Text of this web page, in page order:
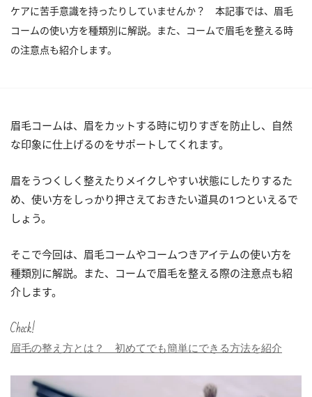
ケアに苦手意識を持ったりしていませんか？ 本記事では、眉毛
コームの使い方を種類別に解説。また、コームで眉毛を整える時
の注意点も紹介します。
眉毛コームは、眉をカットする時に切りすぎを防止し、自然
な印象に仕上げるのをサポートしてくれます。
眉をうつくしく整えたりメイクしやすい状態にしたりするた
め、使い方をしっかり押さえておきたい道具の1つといえるで
しょう。
そこで今回は、眉毛コームやコームつきアイテムの使い方を
種類別に解説。また、コームで眉毛を整える際の注意点も紹
介します。
Check!
眉毛の整え方とは？ 初めてでも簡単にできる方法を紹介